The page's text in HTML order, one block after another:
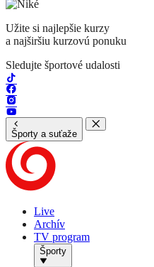
Užite si najlepšie kurzy
a najširšiu kurzovú ponuku
Sledujte športové udalosti
Športy a suťaže
Live
Archív
TV program
Športy